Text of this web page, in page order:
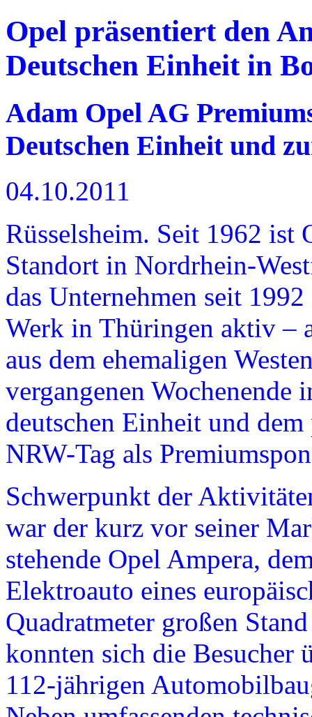
Opel präsentiert den
Deutschen Einheit in
Adam Opel AG
Deutschen Einheit und
04.10.2011
Rüsselsheim. Seit 1962 ist
Standort in Nordrhein-
das Unternehmen seit
Werk in Thüringen aktiv –
aus dem ehemaligen
vergangenen Wochenende
deutschen Einheit und
NRW-Tag als
Schwerpunkt der
war der kurz vor seiner
stehende Opel Ampera,
Elektroauto eines
Quadratmeter großen
konnten sich die Besucher
112-jährigen